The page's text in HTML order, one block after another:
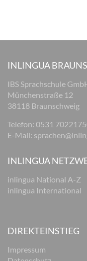
INLINGUA
IBS Sprachschule
Münchenstraße 12
38118 Braunschweig
Telefon: 0531
E-Mail:
INLINGUA
inlingua National A-Z
inlingua International
DIREKTEINSTIEG
Impressum